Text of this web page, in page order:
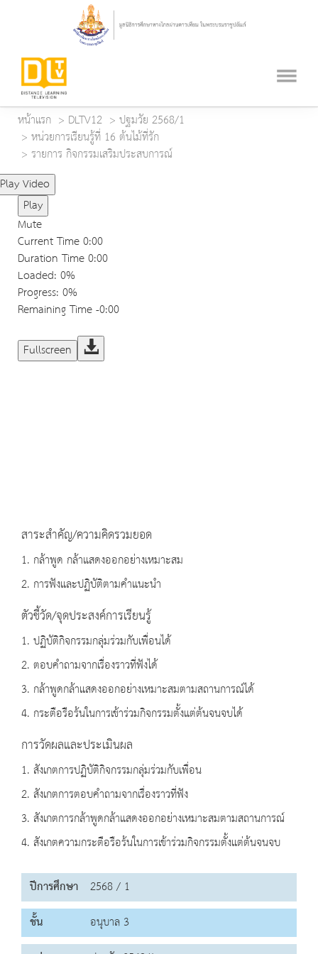
หน้าแรก DLTV12
ปฐมวัย 2568/1
หน่วยการเรียนรู้ที่ 16 ต้นไม้ที่รัก
รายการ กิจกรรมเสริมประสบการณ์
Play Video
Play
Mute
Current Time0:00
Duration Time0:00
Loaded: 0%
Progress: 0%
Remaining Time-0:00
Fullscreen
สาระสำคัญ/ความคิดรวมยอด
1. กล้าพูด กล้าแสดงออกอย่างเหมาะสม
2. การฟังและปฏิบัติตามคำแนะนำ
ตัวชี้วัด/จุดประสงค์การเรียนรู้
1. ปฏิบัติกิจกรรมกลุ่มร่วมกับเพื่อนได้
2. ตอบคำถามจากเรื่องราวที่ฟังได้
3. กล้าพูดกล้าแสดงออกอย่างเหมาะสมตามสถานการณ์ได้
4. กระตือรือร้นในการเข้าร่วมกิจกรรมตั้งแต่ต้นจนจบได้
การวัดผลและประเมินผล
1. สังเกตการปฏิบัติกิจกรรมกลุ่มร่วมกับเพื่อน
2. สังเกตการตอบคำถามจากเรื่องราวที่ฟัง
3. สังเกตการกล้าพูดกล้าแสดงออกอย่างเหมาะสมตามสถานการณ์
4. สังเกตความกระตือรือร้นในการเข้าร่วมกิจกรรมตั้งแต่ต้นจนจบ
ปีการศึกษา 2568 / 1
ชั้น
อนุบาล 3